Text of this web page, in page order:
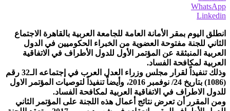
WhatsApp
Linkedin
انطلق اليوم بمقر الأمانة العامة للجامعة العربية بالقاهرة الاجتماع
الثاني للجنة مفتوحة العضوية من الخبراء الحكوميين في الدول
العربية المنبثقة عن المؤتمر الأول للدول الأطراف في الاتفاقية
العربية لمكافحة الفساد.
وذلك تنفيذاً لقرار مجلس وزراء العدل العرب في إجتماعه الـ32 رقم
(1086) بتاريخ 24/ نوفمبر 2016، وأيضاً تنفيذاً لتوصيات المؤتمر الاول
للدول الاطراف في الاتفاقية العربية لمكافحة الفساد.
ومن المقرر أن تعرض نتائج أعمال هذه اللجنة على المؤتمر الثاني